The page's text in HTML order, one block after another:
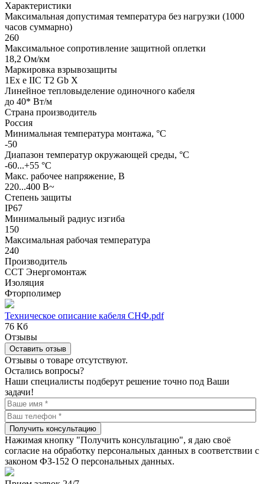
Характеристики
Максимальная допустимая температура без нагрузки (1000
часов суммарно)
260
Максимальное сопротивление защитной оплетки
18,2 Ом/км
Маркировка взрывозащиты
1Ех е IIС Т2 Gb X
Линейное тепловыделение одиночного кабеля
до 40* Вт/м
Страна производитель
Россия
Минимальная температура монтажа, °С
-50
Диапазон температур окружающей среды, °С
-60...+55 °С
Макс. рабочее напряжение, В
220...400 В~
Степень защиты
IP67
Минимальный радиус изгиба
150
Максимальная рабочая температура
240
Производитель
ССТ Энергомонтаж
Изоляция
Фторполимер
Техническое описание кабеля СНФ.pdf
76 Кб
Отзывы
Оставить отзыв
Отзывы о товаре отсутствуют.
Остались вопросы?
Наши специалисты подберут решение точно под Ваши
задачи!
Получить консультацию
Нажимая кнопку "Получить консультацию", я даю своё
согласие на обработку персональных данных в соответствии с
законом ФЗ-152 О персональных данных.